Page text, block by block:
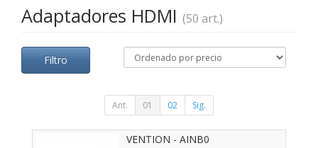
Adaptadores HDMI (50 art.)
Filtro
Ant. 01 02 Sig.
VENTION - AINB0